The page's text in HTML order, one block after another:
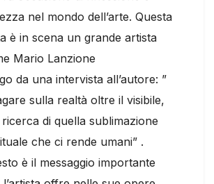
nel mondo dell’arte. Questa
è in scena un grande artista
Mario Lanzione
da una intervista all’autore: ”
sulla realtà oltre il visibile,
di quella sublimazione
che ci rende umani” .
è il messaggio importante